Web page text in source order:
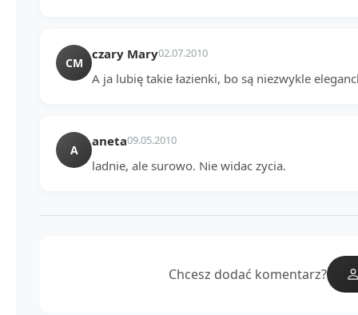
CM
czary Mary02.07.2010
A ja lubię takie łazienki, bo są niezwykle
A
aneta09.05.2010
ladnie, ale surowo. Nie widac zycia.
Chcesz dodać komentarz?